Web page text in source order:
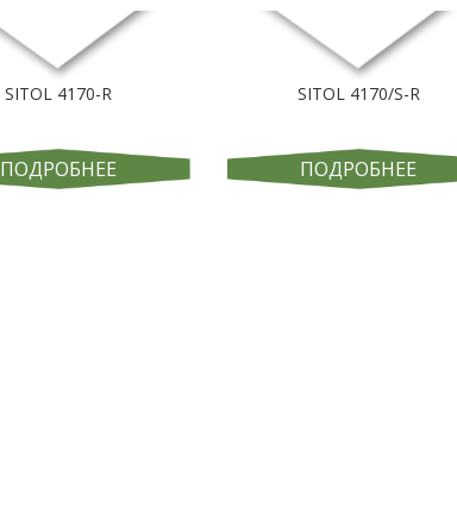
SITOL 4170-R
ПОДРОБНЕЕ
SITOL 4170/S-R
ПОДРОБНЕЕ